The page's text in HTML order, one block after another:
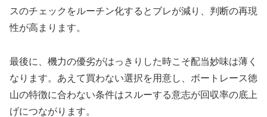
スのチェックをルーチン化するとブレが減り、判断の再現
性が高まります。
最後に、機力の優劣がはっきりした時こそ配当妙味は薄く
なります。あえて買わない選択を用意し、ボートレース徳
山の特徴に合わない条件はスルーする意志が回収率の底上
げにつながります。